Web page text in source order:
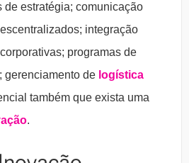
de estratégia; comunicação
integração
programas de
gerenciamento de logística
também que exista uma
.